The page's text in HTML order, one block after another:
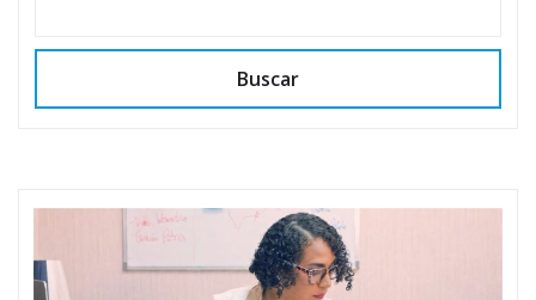
Buscar